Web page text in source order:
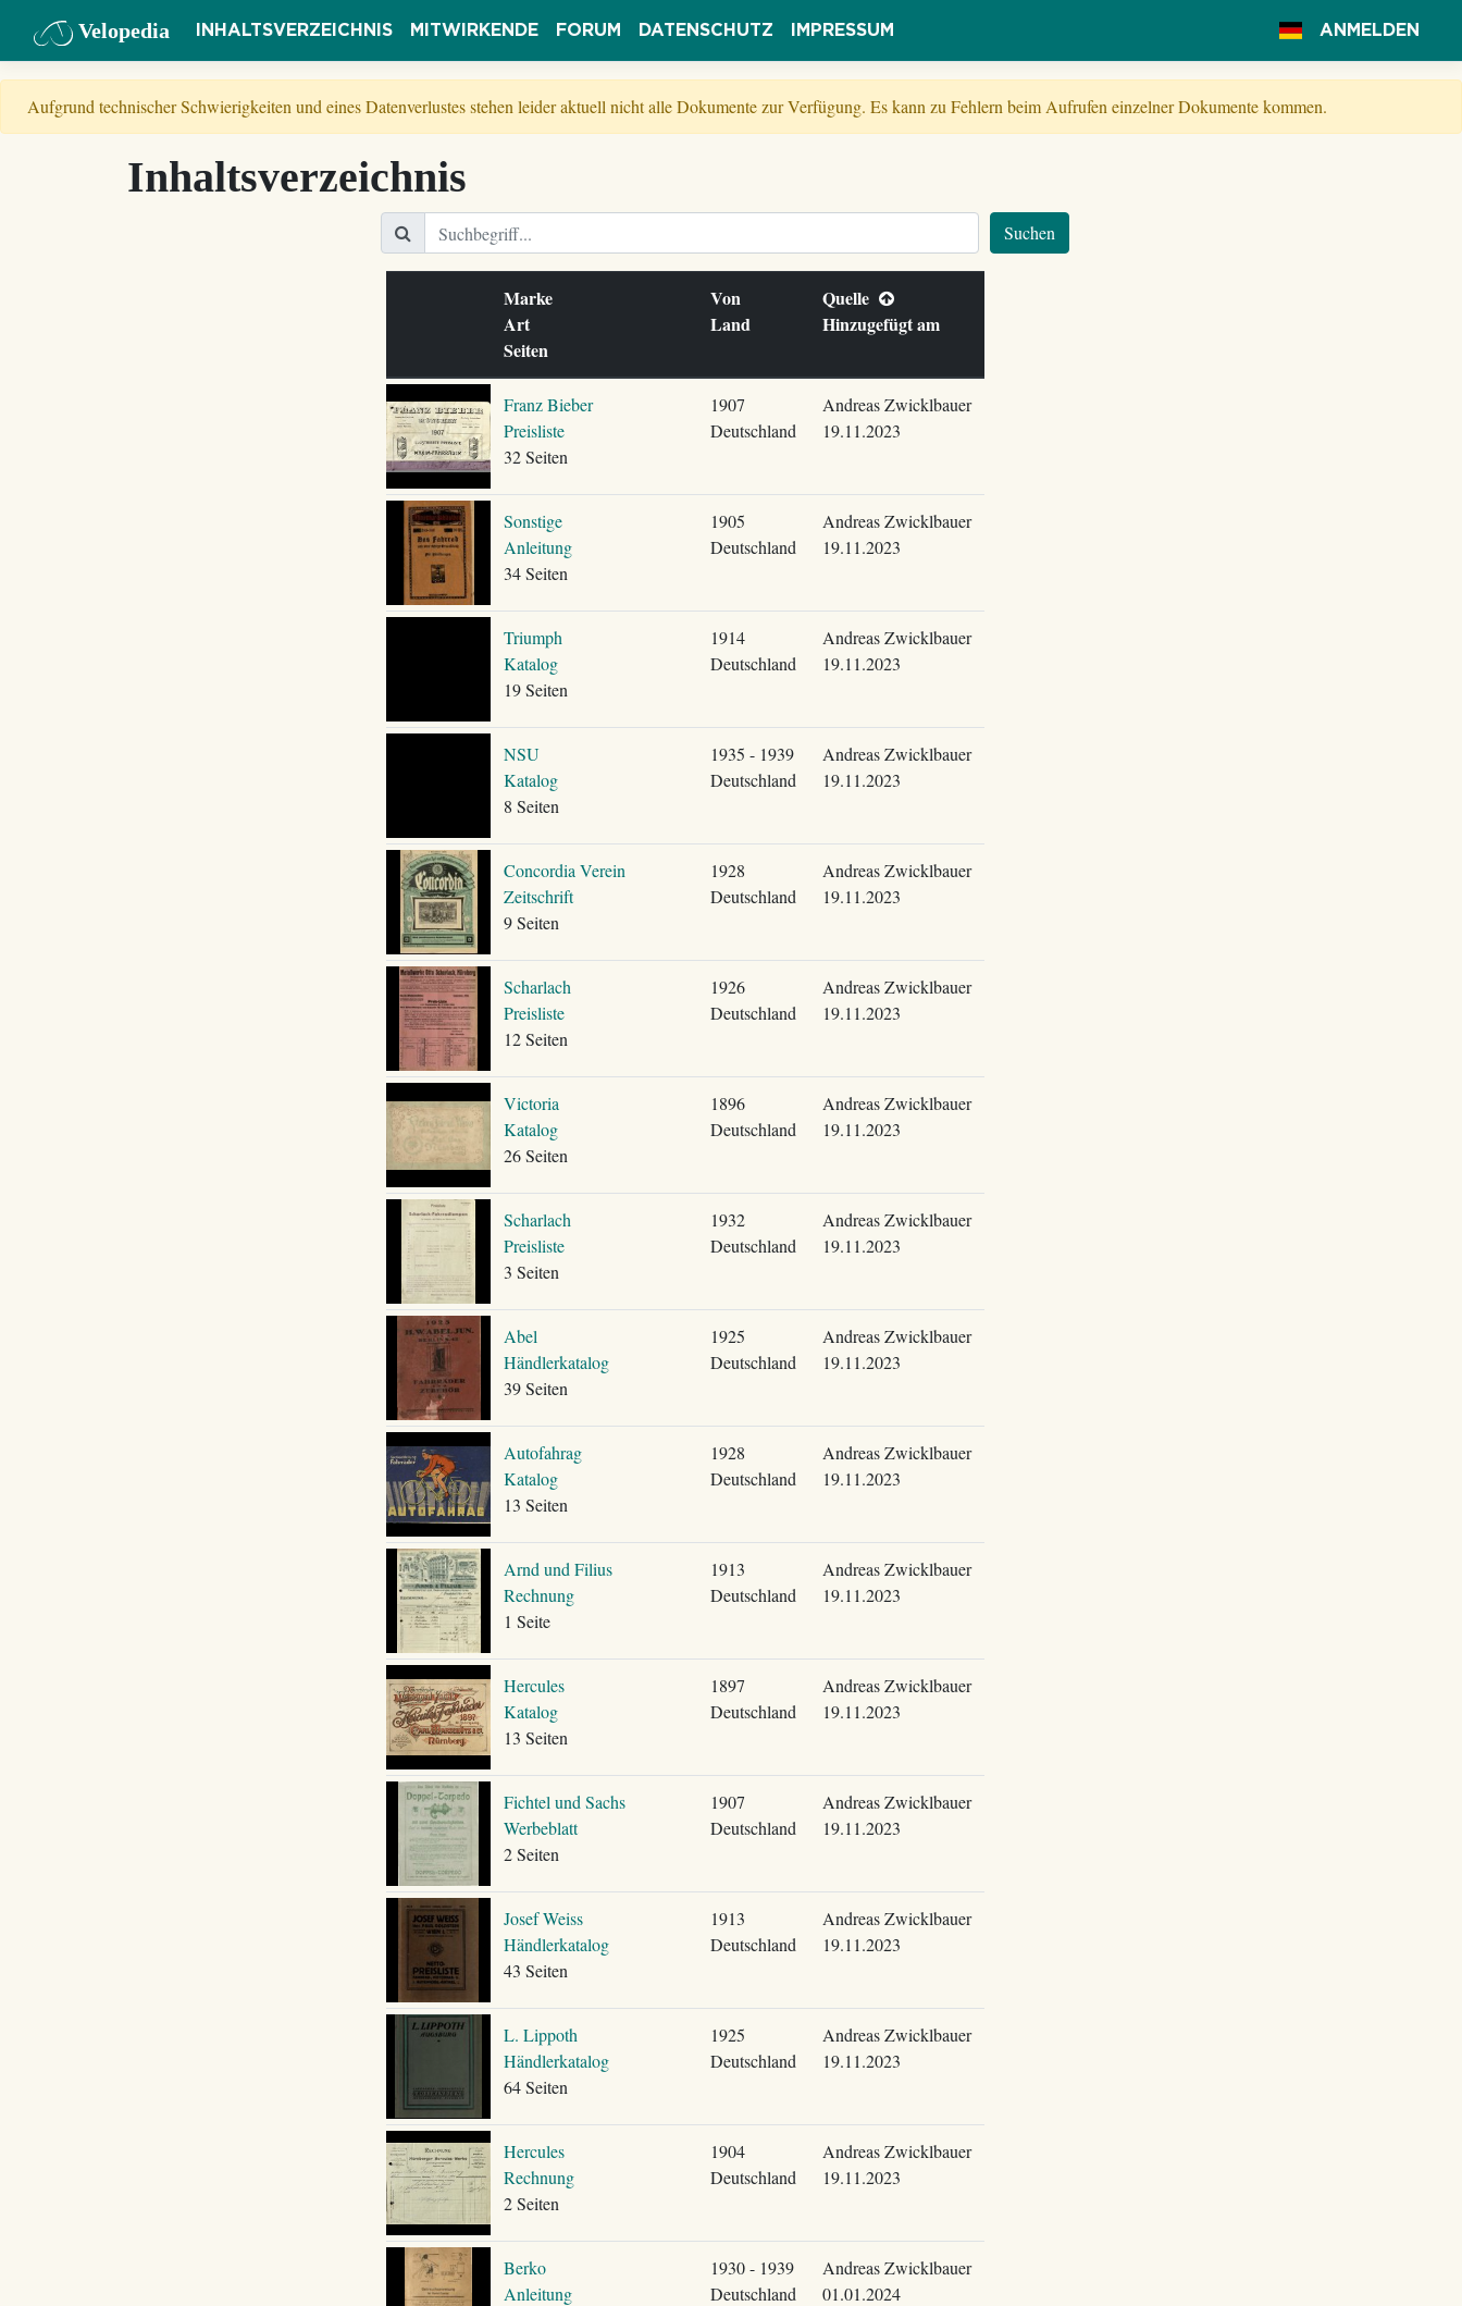
Velopedia INHALTSVERZEICHNIS MITWIRKENDE FORUM DATENSCHUTZ IMPRESSUM ANMELDEN
Aufgrund technischer Schwierigkeiten und eines Datenverlustes stehen leider aktuell nicht alle Dokumente zur Verfügung. Es kann zu Fehlern beim Aufrufen einzelner Dokumente kommen.
Inhaltsverzeichnis
Suchen
Marke
Art
Seiten
Von
Land
Quelle
Hinzugefügt am
Franz Bieber
Preisliste
32 Seiten
1907
Deutschland
Andreas Zwicklbauer
19.11.2023
Sonstige
Anleitung
34 Seiten
1905
Deutschland
Andreas Zwicklbauer
19.11.2023
Triumph
Katalog
19 Seiten
1914
Deutschland
Andreas Zwicklbauer
19.11.2023
NSU
Katalog
8 Seiten
1935 - 1939
Deutschland
Andreas Zwicklbauer
19.11.2023
Concordia Verein
Zeitschrift
9 Seiten
1928
Deutschland
Andreas Zwicklbauer
19.11.2023
Scharlach
Preisliste
12 Seiten
1926
Deutschland
Andreas Zwicklbauer
19.11.2023
Victoria
Katalog
26 Seiten
1896
Deutschland
Andreas Zwicklbauer
19.11.2023
Scharlach
Preisliste
3 Seiten
1932
Deutschland
Andreas Zwicklbauer
19.11.2023
Abel
Händlerkatalog
39 Seiten
1925
Deutschland
Andreas Zwicklbauer
19.11.2023
Autofahrag
Katalog
13 Seiten
1928
Deutschland
Andreas Zwicklbauer
19.11.2023
Arnd und Filius
Rechnung
1 Seite
1913
Deutschland
Andreas Zwicklbauer
19.11.2023
Hercules
Katalog
13 Seiten
1897
Deutschland
Andreas Zwicklbauer
19.11.2023
Fichtel und Sachs
Werbeblatt
2 Seiten
1907
Deutschland
Andreas Zwicklbauer
19.11.2023
Josef Weiss
Händlerkatalog
43 Seiten
1913
Deutschland
Andreas Zwicklbauer
19.11.2023
L. Lippoth
Händlerkatalog
64 Seiten
1925
Deutschland
Andreas Zwicklbauer
19.11.2023
Hercules
Rechnung
2 Seiten
1904
Deutschland
Andreas Zwicklbauer
19.11.2023
Berko
Anleitung
1930 - 1939
Deutschland
Andreas Zwicklbauer
01.01.2024